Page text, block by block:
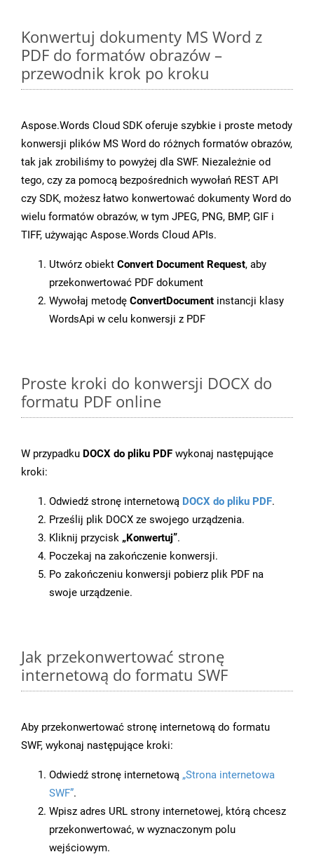
Konwertuj dokumenty MS Word z
PDF do formatów obrazów –
przewodnik krok po kroku
Aspose.Words Cloud SDK oferuje szybkie i proste metody
konwersji plików MS Word do różnych formatów obrazów,
tak jak zrobiliśmy to powyżej dla SWF. Niezależnie od
tego, czy za pomocą bezpośrednich wywołań REST API
czy SDK, możesz łatwo konwertować dokumenty Word do
wielu formatów obrazów, w tym JPEG, PNG, BMP, GIF i
TIFF, używając Aspose.Words Cloud APIs.
Utwórz obiekt Convert Document Request, aby
przekonwertować PDF dokument
Wywołaj metodę ConvertDocument instancji klasy
WordsApi w celu konwersji z PDF
Proste kroki do konwersji DOCX do
formatu PDF online
W przypadku DOCX do pliku PDF wykonaj następujące
kroki:
Odwiedź stronę internetową DOCX do pliku PDF.
Prześlij plik DOCX ze swojego urządzenia.
Kliknij przycisk „Konwertuj”.
Poczekaj na zakończenie konwersji.
Po zakończeniu konwersji pobierz plik PDF na
swoje urządzenie.
Jak przekonwertować stronę
internetową do formatu SWF
Aby przekonwertować stronę internetową do formatu
SWF, wykonaj następujące kroki:
Odwiedź stronę internetową „Strona internetowa
SWF”.
Wpisz adres URL strony internetowej, którą chcesz
przekonwertować, w wyznaczonym polu
wejściowym.